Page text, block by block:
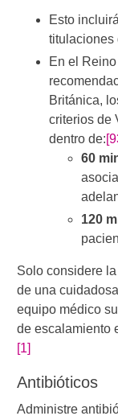
Esto
titulaciones
En el
Británica,
criterios de
dentro de:
60
120
Solo considere
de una
equipo médico
de escalamiento
[1]
Antibióticos
Administre